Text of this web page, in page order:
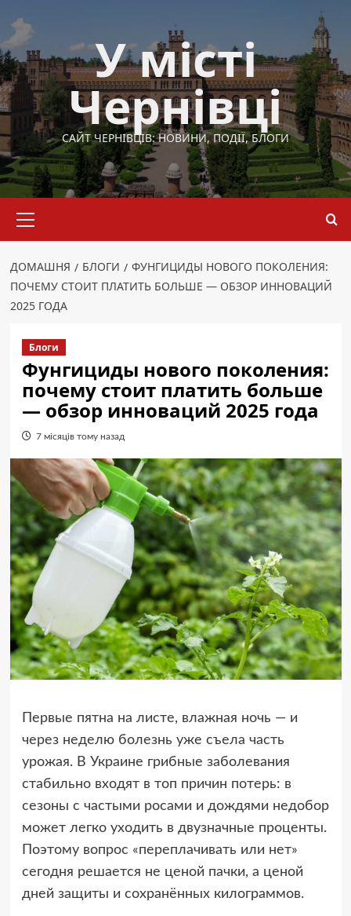
до
вмісту
У місті
Чернівці
САЙТ ЧЕРНІВЦІВ: НОВИНИ, ПОДІЇ, БЛОГИ
меню
ДОМАШНЯ БЛОГИ
ФУНГИЦИДЫ НОВОГО ПОКОЛЕНИЯ:
ПОЧЕМУ СТОИТ ПЛАТИТЬ БОЛЬШЕ — ОБЗОР ИННОВАЦИЙ
2025 ГОДА
Блоги
Фунгициды нового поколения:
почему стоит платить больше
— обзор инноваций 2025 года
7 місяців тому назад
Первые пятна на листе, влажная ночь — и
через неделю болезнь уже съела часть
урожая. В Украине грибные заболевания
стабильно входят в топ причин потерь: в
сезоны с частыми росами и дождями недобор
может легко уходить в двузначные проценты.
Поэтому вопрос «переплачивать или нет»
сегодня решается не ценой пачки, а ценой
дней защиты и сохранённых килограммов.